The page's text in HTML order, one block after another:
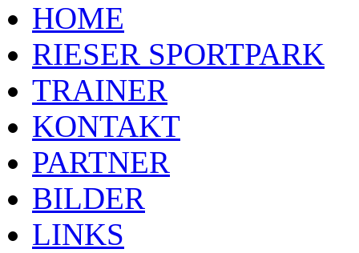
HOME
RIESER SPORTPARK
TRAINER
KONTAKT
PARTNER
BILDER
LINKS